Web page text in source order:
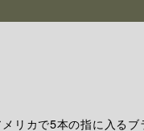
リカで5本の指に入る